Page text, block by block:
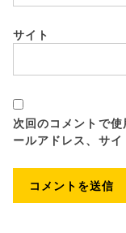
サイト
次回のコメントで
ールアドレス、サイ